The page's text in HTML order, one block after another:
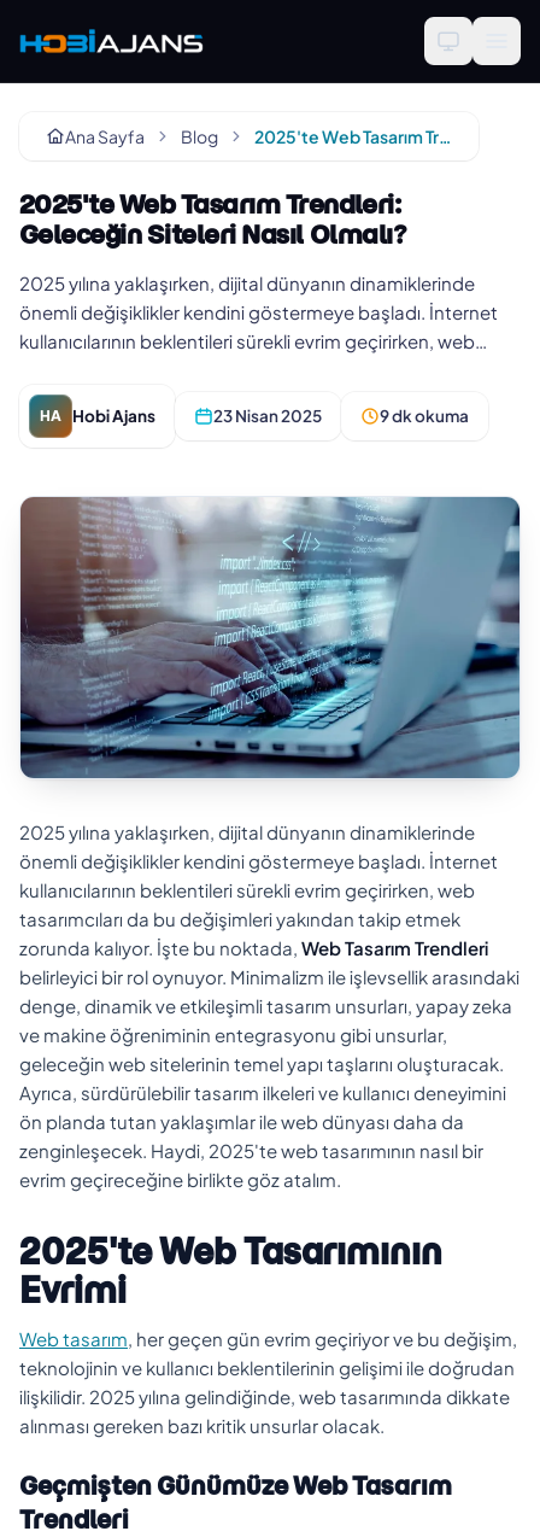
Ana Sayfa Blog 2025'te Web Tasarım Trendleri: Geleceğin Siteleri Nasıl Olmalı?
2025'te Web Tasarım Trendleri:
Geleceğin Siteleri Nasıl Olmalı?
2025 yılına yaklaşırken, dijital dünyanın dinamiklerinde
önemli değişiklikler kendini göstermeye başladı. İnternet
kullanıcılarının beklentileri sürekli evrim geçirirken, web
HA Hobi Ajans 23 Nisan 2025 9 dk okuma
2025 yılına yaklaşırken, dijital dünyanın dinamiklerinde
önemli değişiklikler kendini göstermeye başladı. İnternet
kullanıcılarının beklentileri sürekli evrim geçirirken, web
tasarımcıları da bu değişimleri yakından takip etmek
zorunda kalıyor. İşte bu noktada, Web Tasarım Trendleri
belirleyici bir rol oynuyor. Minimalizm ile işlevsellik arasındaki
denge, dinamik ve etkileşimli tasarım unsurları, yapay zeka
ve makine öğreniminin entegrasyonu gibi unsurlar,
geleceğin web sitelerinin temel yapı taşlarını oluşturacak.
Ayrıca, sürdürülebilir tasarım ilkeleri ve kullanıcı deneyimini
ön planda tutan yaklaşımlar ile web dünyası daha da
zenginleşecek. Haydi, 2025'te web tasarımının nasıl bir
evrim geçireceğine birlikte göz atalım.
2025'te Web Tasarımının
Evrimi
Web tasarım, her geçen gün evrim geçiriyor ve bu değişim,
teknolojinin ve kullanıcı beklentilerinin gelişimi ile doğrudan
ilişkilidir. 2025 yılına gelindiğinde, web tasarımında dikkate
alınması gereken bazı kritik unsurlar olacak.
Geçmişten Günümüze Web Tasarım
Trendleri